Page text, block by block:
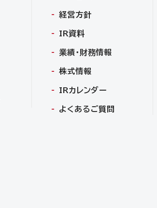
経営方針
IR資料
業績・財務情報
株式情報
IRカレンダー
よくあるご質問